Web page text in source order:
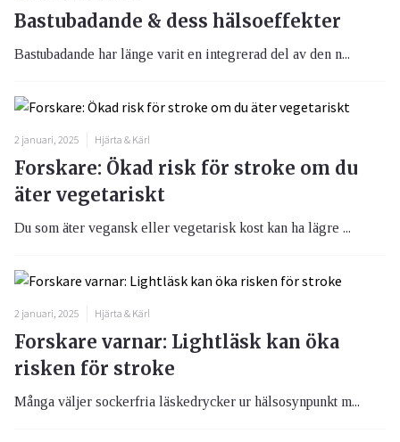
Bastubadande & dess hälsoeffekter
Bastubadande har länge varit en integrerad del av den n...
2 januari, 2025 Hjärta & Kärl
Forskare: Ökad risk för stroke om du
äter vegetariskt
Du som äter vegansk eller vegetarisk kost kan ha lägre ...
2 januari, 2025 Hjärta & Kärl
Forskare varnar: Lightläsk kan öka
risken för stroke
Många väljer sockerfria läskedrycker ur hälsosynpunkt m...